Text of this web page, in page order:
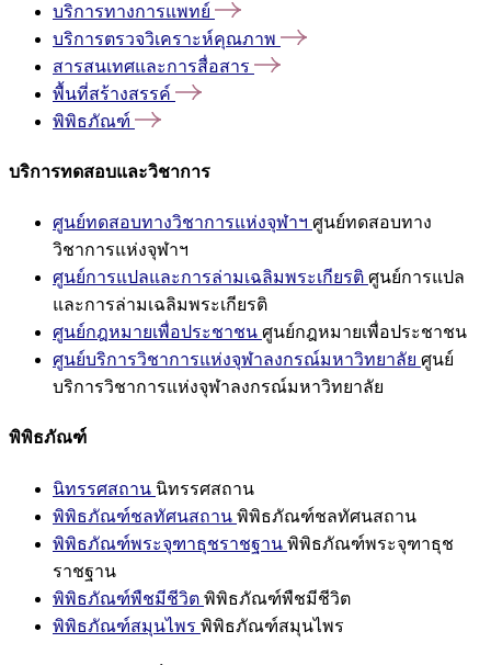
บริการทางการแพทย์
บริการตรวจวิเคราะห์คุณภาพ
สารสนเทศและการสื่อสาร
พื้นที่สร้างสรรค์
พิพิธภัณฑ์
บริการทดสอบและวิชาการ
ศูนย์ทดสอบทางวิชาการแห่งจุฬาฯ ศูนย์ทดสอบทาง
วิชาการแห่งจุฬาฯ
ศูนย์การแปลและการล่ามเฉลิมพระเกียรติ ศูนย์การแปล
และการล่ามเฉลิมพระเกียรติ
ศูนย์กฎหมายเพื่อประชาชน ศูนย์กฎหมายเพื่อประชาชน
ศูนย์บริการวิชาการแห่งจุฬาลงกรณ์มหาวิทยาลัย ศูนย์
บริการวิชาการแห่งจุฬาลงกรณ์มหาวิทยาลัย
พิพิธภัณฑ์
นิทรรศสถาน นิทรรศสถาน
พิพิธภัณฑ์ชลทัศนสถาน พิพิธภัณฑ์ชลทัศนสถาน
พิพิธภัณฑ์พระจุฑาธุชราชฐาน พิพิธภัณฑ์พระจุฑาธุช
ราชฐาน
พิพิธภัณฑ์พืชมีชีวิต พิพิธภัณฑ์พืชมีชีวิต
พิพิธภัณฑ์สมุนไพร พิพิธภัณฑ์สมุนไพร